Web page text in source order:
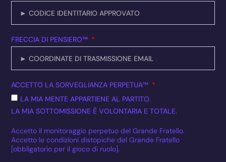
FRECCIA DI PENSIERO™
ACCETTO LA SORVEGLIANZA PERPETUA™
LA MIA MENTE APPARTIENE AL PARTITO.
LA MIA SOTTOMISSIONE È VOLONTARIA E TOTALE.
Accetto il monitoraggio perpetuo del Grande Fratello.
Accetto le condizioni distopiche del Grande Fratello
[obbligatorio per il gioco di ruolo].